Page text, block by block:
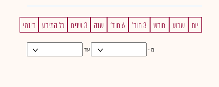
יום שבוע חודש 3 חוד' 6 חוד' שנה 3 שנים כל המידע דינמי
מ - עד